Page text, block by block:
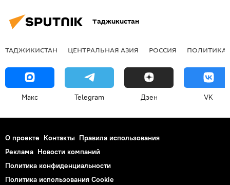
Таджикистан
ТАДЖИКИСТАН ЦЕНТРАЛЬНАЯ АЗИЯ РОССИЯ ПОЛИТИКА
Макс Telegram Дзен VK
О проекте Контакты Правила использования
Реклама Новости компаний
Политика конфиденциальности
Политика использования Cookie